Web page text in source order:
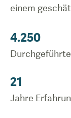
einem
4.250
21
Jahre